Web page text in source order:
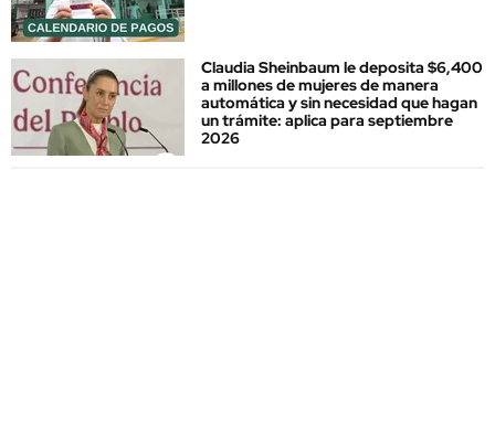
Claudia Sheinbaum le deposita $6,400
a millones de mujeres de manera
automática y sin necesidad que hagan
un trámite: aplica para septiembre
2026